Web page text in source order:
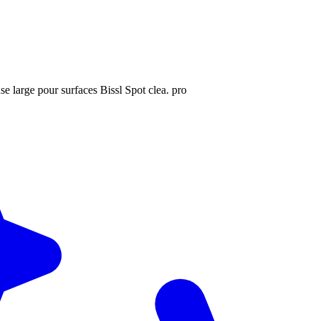
large pour surfaces Bissl Spot clea. pro